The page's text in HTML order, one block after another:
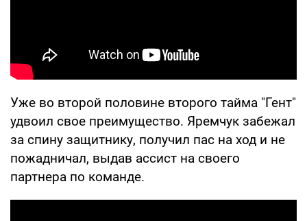
Уже во второй половине второго тайма "Гент"
удвоил свое преимущество. Яремчук забежал
за спину защитнику, получил пас на ход и не
пожадничал, выдав ассист на своего
партнера по команде.